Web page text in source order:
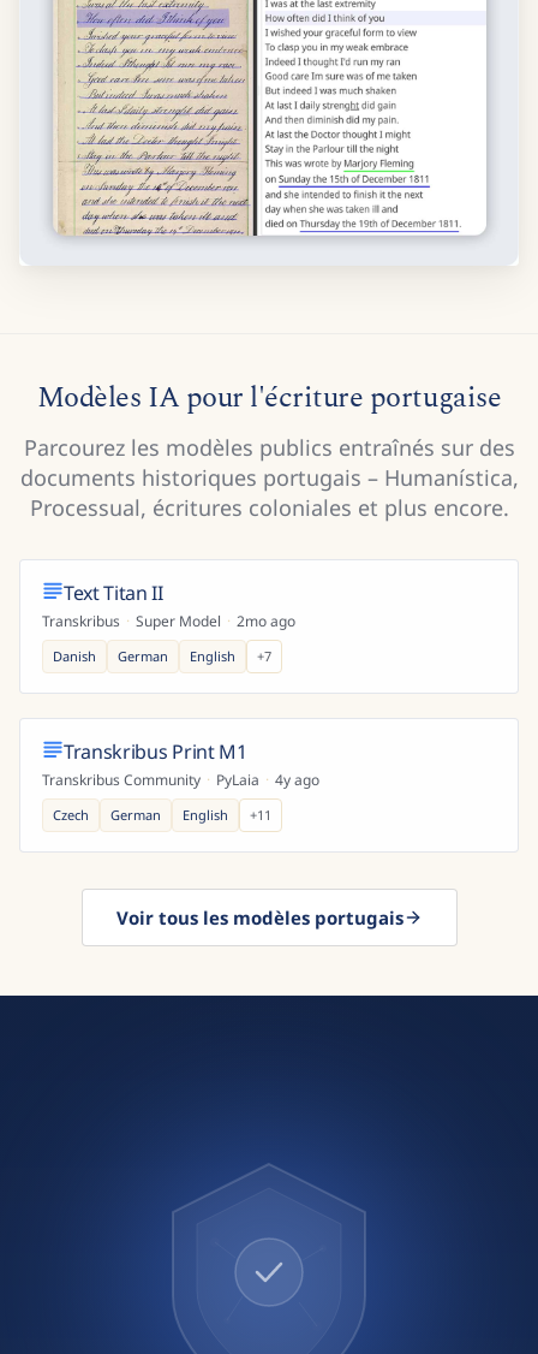
Modèles IA pour l'écriture portugaise
Parcourez les modèles publics entraînés sur des
documents historiques portugais – Humanística,
Processual, écritures coloniales et plus encore.
Text Titan II
Transkribus · Super Model · 2mo ago
Danish German English +7
Transkribus Print M1
Transkribus Community · PyLaia · 4y ago
Czech German English +11
Voir tous les modèles portugais